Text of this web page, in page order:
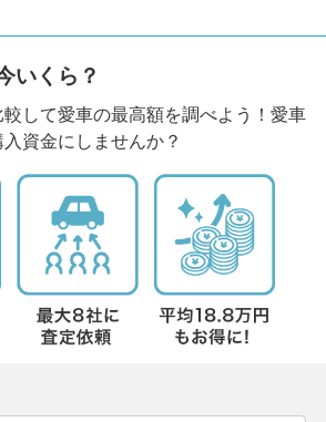
いくら？
して愛車の最高額を調べよう！愛車
資金にしませんか？